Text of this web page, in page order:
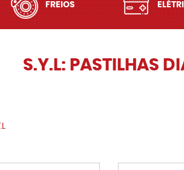
FREIOS
S.Y.L: PASTILHAS